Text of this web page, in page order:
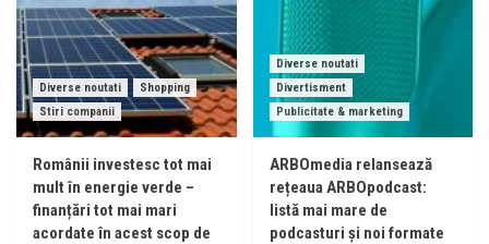
Diverse noutati
Shopping
Stiri companii
Românii investesc tot mai
mult în energie verde –
finanțări tot mai mari
acordate în acest scop de
Diverse noutati
Divertisment
Publicitate & marketing
ARBOmedia relansează
rețeaua ARBOpodcast:
listă mai mare de
podcasturi și noi formate